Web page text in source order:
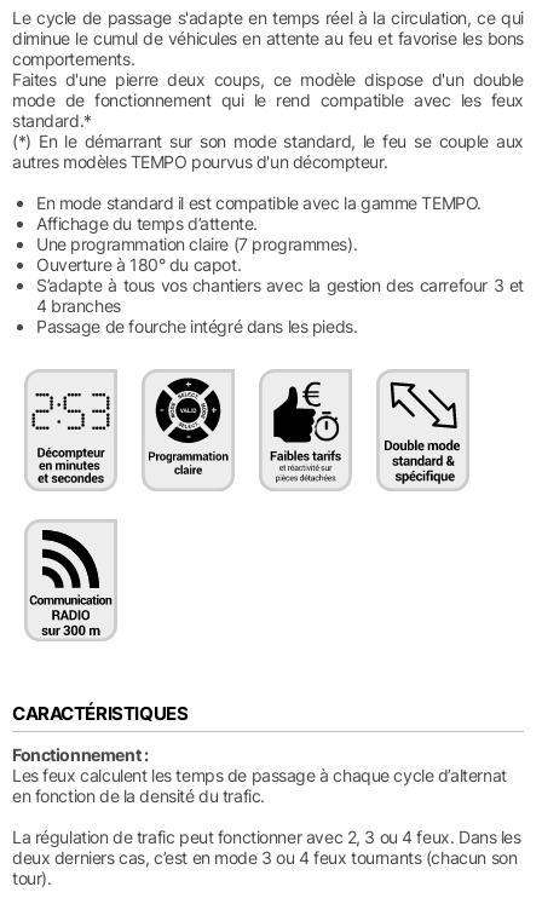
Le cycle de passage s'adapte en temps réel à la circulation, ce qui
diminue le cumul de véhicules en attente au feu et favorise les bons
comportements.
Faites d'une pierre deux coups, ce modèle dispose d'un double
mode de fonctionnement qui le rend compatible avec les feux
standard.*
(*) En le démarrant sur son mode standard, le feu se couple aux
autres modèles TEMPO pourvus d'un décompteur.
En mode standard il est compatible avec la gamme TEMPO.
Affichage du temps d’attente.
Une programmation claire (7 programmes).
Ouverture à 180° du capot.
S’adapte à tous vos chantiers avec la gestion des carrefour 3 et
4 branches
Passage de fourche intégré dans les pieds.
CARACTÉRISTIQUES
Fonctionnement :
Les feux calculent les temps de passage à chaque cycle d’alternat
en fonction de la densité du trafic.
La régulation de trafic peut fonctionner avec 2, 3 ou 4 feux. Dans les
deux derniers cas, c’est en mode 3 ou 4 feux tournants (chacun son
tour).